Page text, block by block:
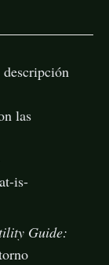
las
is-
Guide: